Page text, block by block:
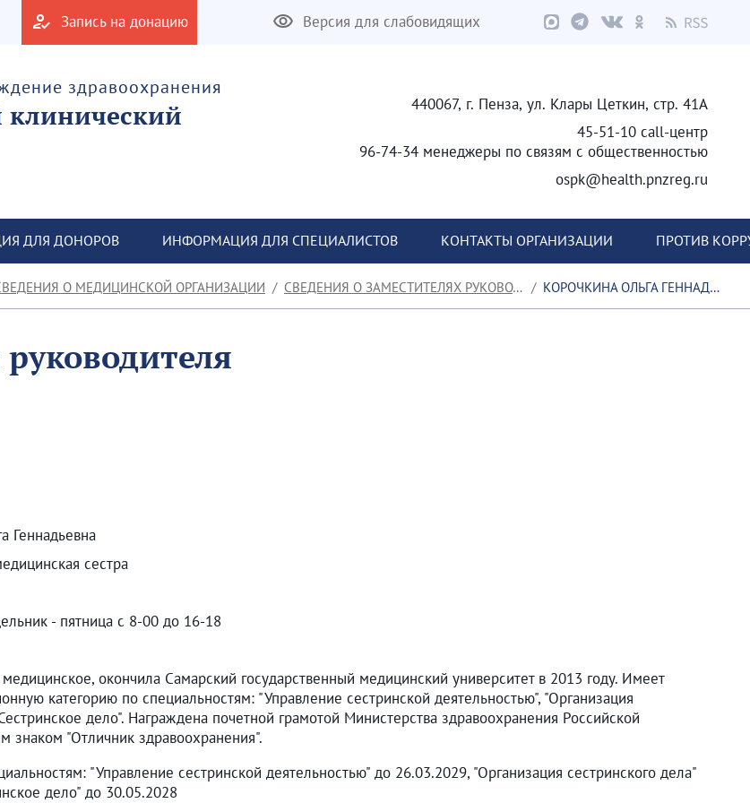
Запись на донацию Версия для слабовидящих
здравоохранения
клинический
440067, г. Пенза, ул. Клары Цеткин, стр. 41А
45-51-10 call-центр
96-74-34 менеджеры по связям с общественностью
ospk@health.pnzreg.ru
ДЛЯ ДОНОРОВ ИНФОРМАЦИЯ ДЛЯ СПЕЦИАЛИСТОВ КОНТАКТЫ ОРГАНИЗАЦИИ ПРОТИВ
О МЕДИЦИНСКОЙ ОРГАНИЗАЦИИ СВЕДЕНИЯ О ЗАМЕСТИТЕЛЯХ РУКОВОДИТЕЛЯ КОРОЧКИНА ОЛЬГА ГЕННАДЬЕВНА
Геннадьевна
сестра
- пятница с 8-00 до 16-18
окончила Самарский государственный медицинский университет в 2013 году. Имеет
категорию по специальностям: "Управление сестринской деятельностью", "Организация
дело". Награждена почетной грамотой Министерства здравоохранения Российской
знаком "Отличник здравоохранения".
"Управление сестринской деятельностью" до 26.03.2029, "Организация сестринского дела"
дело" до 30.05.2028